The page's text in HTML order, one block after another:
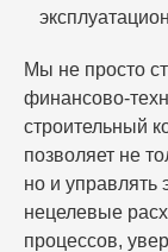
Мы не просто
финансово-
строительный
позволяет не
но и управлять
нецелевые
процессов,